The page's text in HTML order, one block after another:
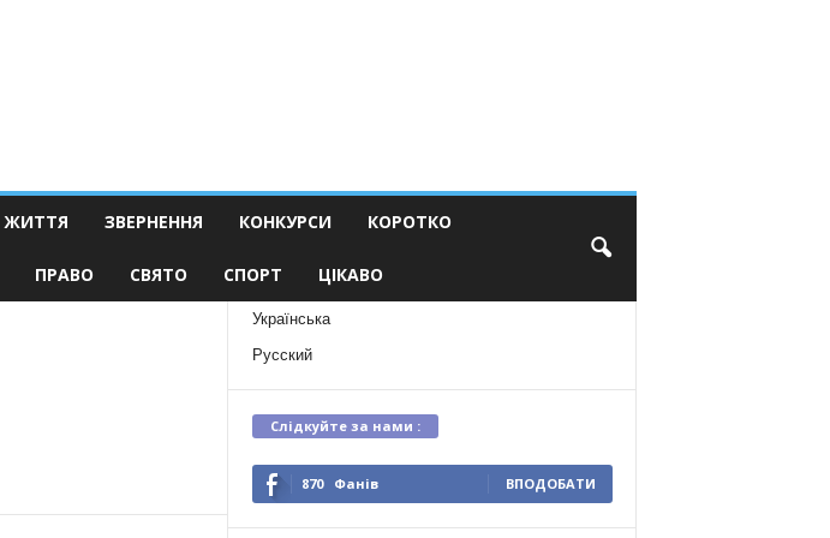
ЖИТТЯ ЗВЕРНЕННЯ КОНКУРСИ КОРОТКО
ПРАВО СВЯТО СПОРТ ЦІКАВО
Українська
Русский
Слідкуйте за нами :
870 Фанів ВПОДОБАТИ